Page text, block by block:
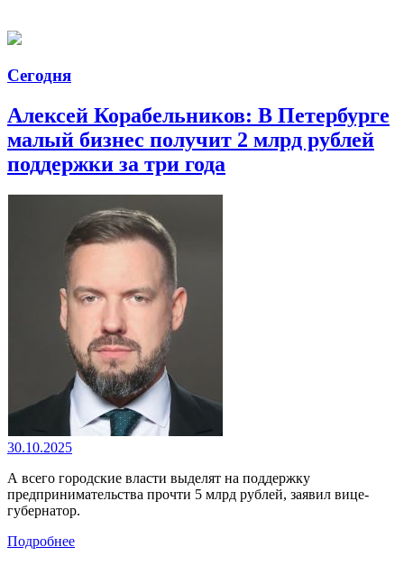
Сегодня
Алексей Корабельников: В Петербурге
малый бизнес получит 2 млрд рублей
поддержки за три года
30.10.2025
А всего городские власти выделят на поддержку
предпринимательства прочти 5 млрд рублей, заявил вице-
губернатор.
Подробнее